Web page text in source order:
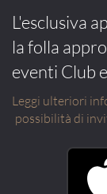
L'esclusiva
la folla
eventi Club
Leggi ulteriori
possibilità di